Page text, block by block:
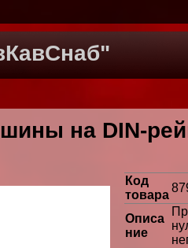
на DIN-
Код
товара
Описа
ние